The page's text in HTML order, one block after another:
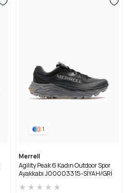
1
Merrell
Agility Peak 6 Kadın Outdoor Spor
Ayakkabı J00003315-SİYAH/GRİ
★ ★ ★ ★ ★